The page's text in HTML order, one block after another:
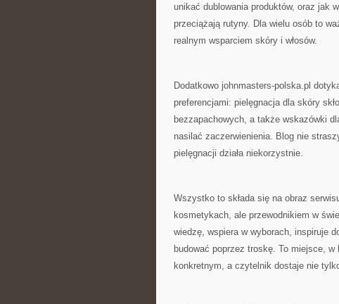
unikać dublowania produktów, oraz jak
przeciążają rutyny. Dla wielu osób to
realnym wsparciem skóry i włosów.
Dodatkowo johnmasters-polska.pl
preferencjami: pielęgnacja dla skóry
bezzapachowych, a także wskazówki
nasilać zaczerwienienia. Blog nie
pielęgnacji działa niekorzystnie.
Wszystko to składa się na obraz
kosmetykach, ale przewodnikiem w
wiedzę, wspiera w wyborach, inspiruje
budować poprzez troskę. To miejsce,
konkretnym, a czytelnik dostaje nie